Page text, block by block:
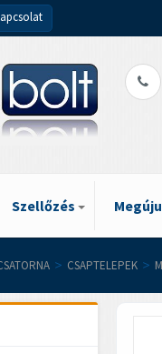
Szellőzés
> CSAPTELEPEK >